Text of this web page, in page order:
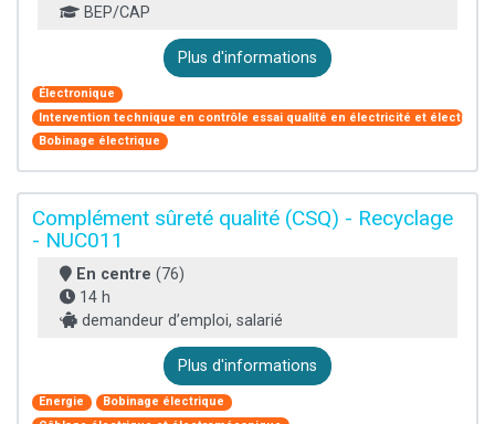
BEP/CAP
Plus d'informations
Électronique
Intervention technique en contrôle essai qualité en électricité et
Bobinage électrique
Complément sûreté qualité (CSQ) - Recyclage
- NUC011
En centre (76)
14 h
demandeur d’emploi, salarié
Plus d'informations
Energie
Bobinage électrique